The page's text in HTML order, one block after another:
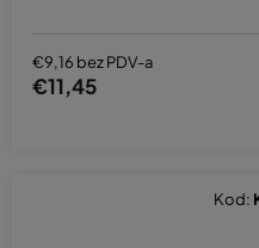
€9,16 bez PDV-a
€11,45
Kod: